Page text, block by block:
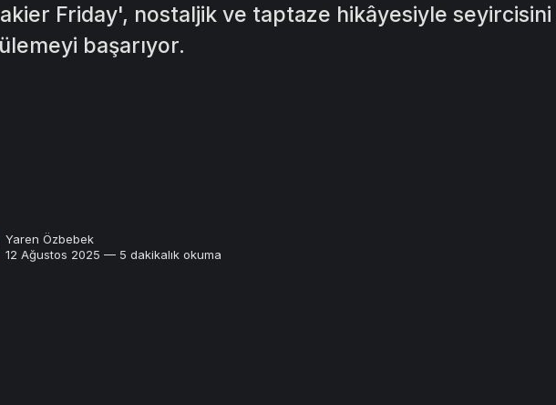
Friday', nostaljik ve taptaze hikâyesiyle
başarıyor.
Yaren Özbebek
12 Ağustos 2025 — 5 dakikalık okuma